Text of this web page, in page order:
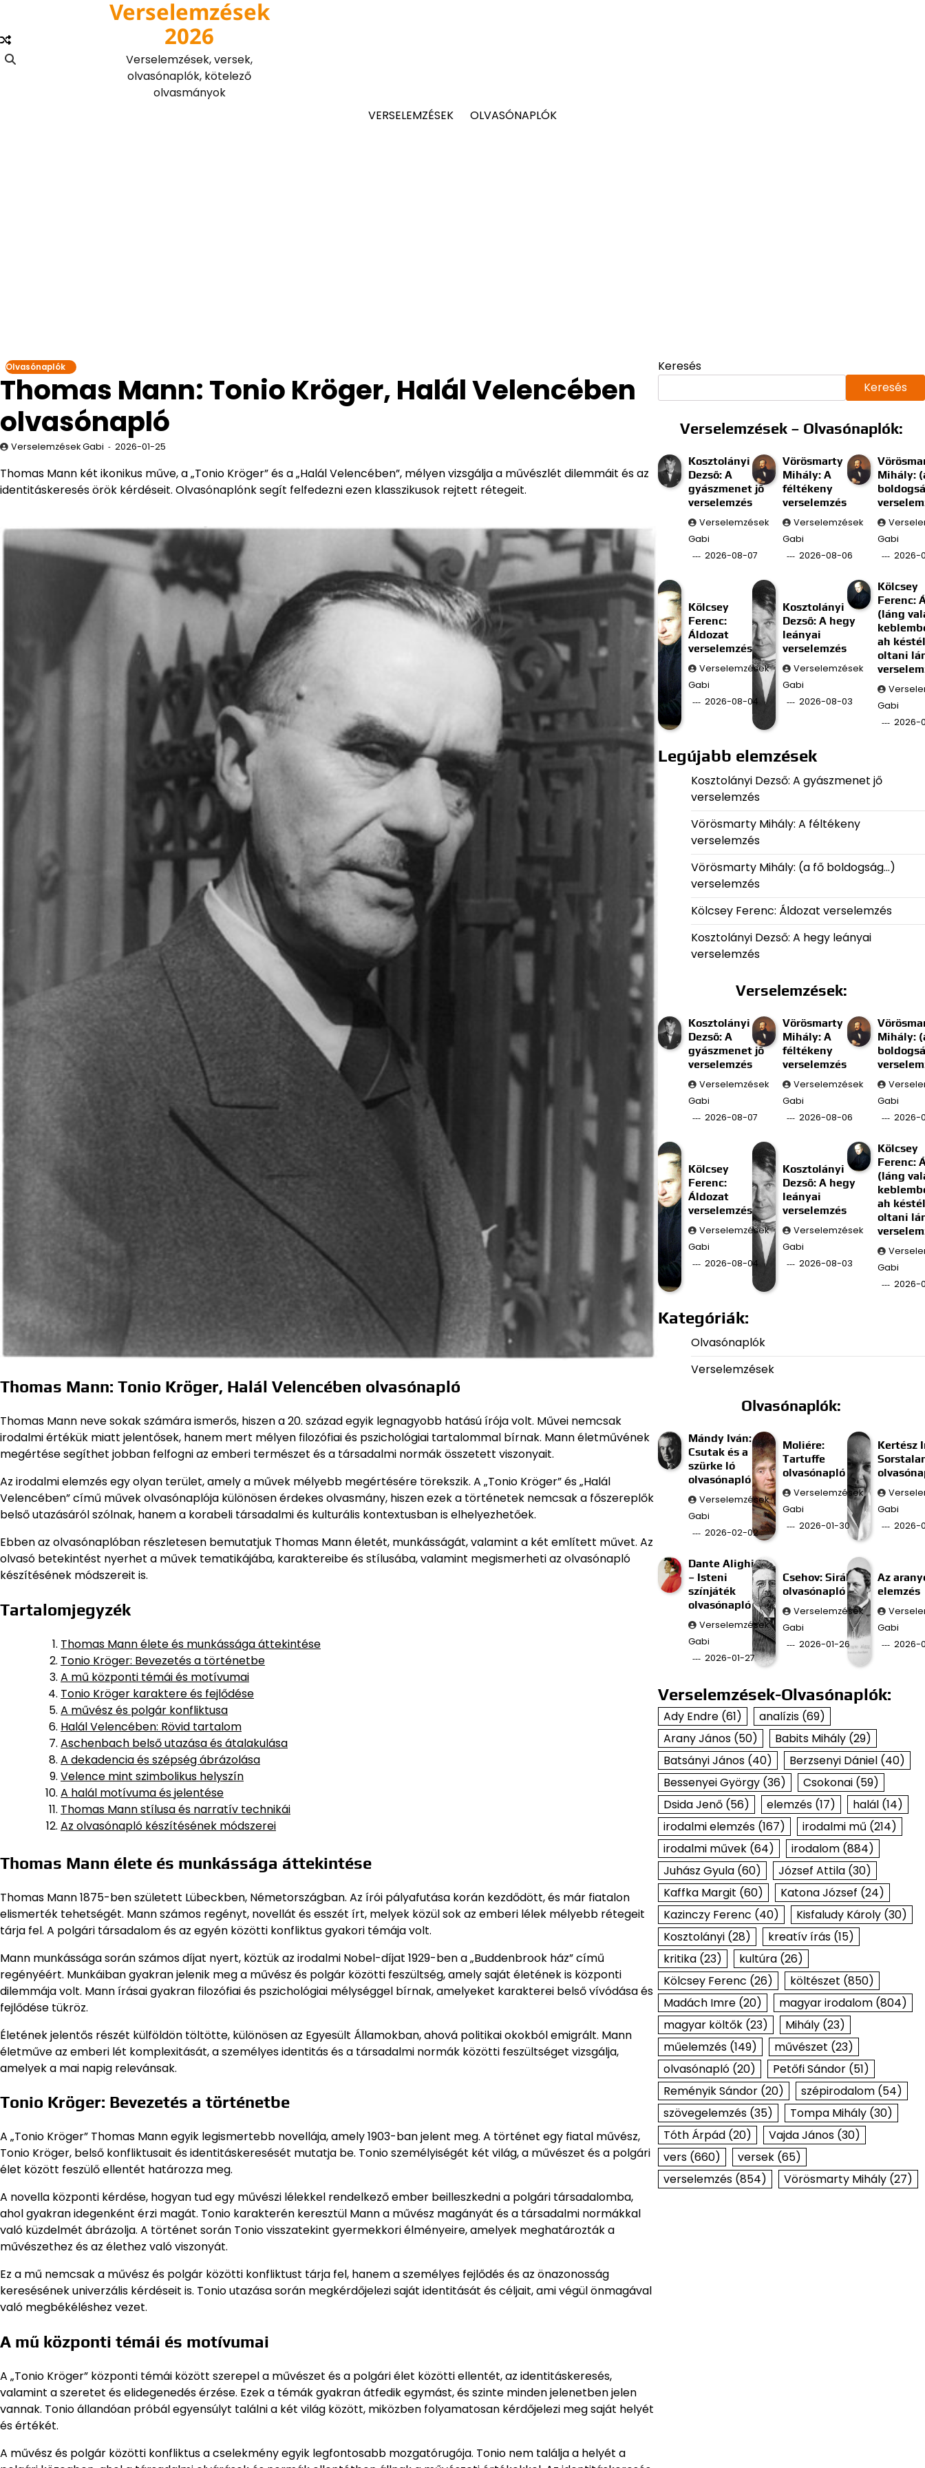
content
Verselemzések
2026
Verselemzések, versek,
olvasónaplók, kötelező
olvasmányok
VERSELEMZÉSEK
OLVASÓNAPLÓK
Olvasónaplók
Thomas Mann: Tonio Kröger, Halál Velencében
olvasónapló
Verselemzések Gabi 2026-01-25
Thomas Mann két ikonikus műve, a „Tonio Kröger” és a „Halál Velencében”, mélyen vizsgálja a művészlét dilemmáit és az
identitáskeresés örök kérdéseit. Olvasónaplónk segít felfedezni ezen klasszikusok rejtett rétegeit.
Thomas Mann: Tonio Kröger, Halál Velencében olvasónapló
Thomas Mann neve sokak számára ismerős, hiszen a 20. század egyik legnagyobb hatású írója volt. Művei nemcsak
irodalmi értékük miatt jelentősek, hanem mert mélyen filozófiai és pszichológiai tartalommal bírnak. Mann életművének
megértése segíthet jobban felfogni az emberi természet és a társadalmi normák összetett viszonyait.
Az irodalmi elemzés egy olyan terület, amely a művek mélyebb megértésére törekszik. A „Tonio Kröger” és „Halál
Velencében” című művek olvasónaplója különösen érdekes olvasmány, hiszen ezek a történetek nemcsak a főszereplők
belső utazásáról szólnak, hanem a korabeli társadalmi és kulturális kontextusban is elhelyezhetőek.
Ebben az olvasónaplóban részletesen bemutatjuk Thomas Mann életét, munkásságát, valamint a két említett művet. Az
olvasó betekintést nyerhet a művek tematikájába, karaktereibe és stílusába, valamint megismerheti az olvasónapló
készítésének módszereit is.
Tartalomjegyzék
Thomas Mann élete és munkássága áttekintése
Tonio Kröger: Bevezetés a történetbe
A mű központi témái és motívumai
Tonio Kröger karaktere és fejlődése
A művész és polgár konfliktusa
Halál Velencében: Rövid tartalom
Aschenbach belső utazása és átalakulása
A dekadencia és szépség ábrázolása
Velence mint szimbolikus helyszín
A halál motívuma és jelentése
Thomas Mann stílusa és narratív technikái
Az olvasónapló készítésének módszerei
Thomas Mann élete és munkássága áttekintése
Thomas Mann 1875-ben született Lübeckben, Németországban. Az írói pályafutása korán kezdődött, és már fiatalon
elismerték tehetségét. Mann számos regényt, novellát és esszét írt, melyek közül sok az emberi lélek mélyebb rétegeit
tárja fel. A polgári társadalom és az egyén közötti konfliktus gyakori témája volt.
Mann munkássága során számos díjat nyert, köztük az irodalmi Nobel-díjat 1929-ben a „Buddenbrook ház” című
regényéért. Munkáiban gyakran jelenik meg a művész és polgár közötti feszültség, amely saját életének is központi
dilemmája volt. Mann írásai gyakran filozófiai és pszichológiai mélységgel bírnak, amelyeket karakterei belső vívódása és
fejlődése tükröz.
Életének jelentős részét külföldön töltötte, különösen az Egyesült Államokban, ahová politikai okokból emigrált. Mann
életműve az emberi lét komplexitását, a személyes identitás és a társadalmi normák közötti feszültséget vizsgálja,
amelyek a mai napig relevánsak.
Tonio Kröger: Bevezetés a történetbe
A „Tonio Kröger” Thomas Mann egyik legismertebb novellája, amely 1903-ban jelent meg. A történet egy fiatal művész,
Tonio Kröger, belső konfliktusait és identitáskeresését mutatja be. Tonio személyiségét két világ, a művészet és a polgári
élet között feszülő ellentét határozza meg.
A novella központi kérdése, hogyan tud egy művészi lélekkel rendelkező ember beilleszkedni a polgári társadalomba,
ahol gyakran idegenként érzi magát. Tonio karakterén keresztül Mann a művész magányát és a társadalmi normákkal
való küzdelmét ábrázolja. A történet során Tonio visszatekint gyermekkori élményeire, amelyek meghatározták a
művészethez és az élethez való viszonyát.
Ez a mű nemcsak a művész és polgár közötti konfliktust tárja fel, hanem a személyes fejlődés és az önazonosság
keresésének univerzális kérdéseit is. Tonio utazása során megkérdőjelezi saját identitását és céljait, ami végül önmagával
való megbékéléshez vezet.
A mű központi témái és motívumai
A „Tonio Kröger” központi témái között szerepel a művészet és a polgári élet közötti ellentét, az identitáskeresés,
valamint a szeretet és elidegenedés érzése. Ezek a témák gyakran átfedik egymást, és szinte minden jelenetben jelen
vannak. Tonio állandóan próbál egyensúlyt találni a két világ között, miközben folyamatosan kérdőjelezi meg saját helyét
és értékét.
A művész és polgár közötti konfliktus a cselekmény egyik legfontosabb mozgatórugója. Tonio nem találja a helyét a
Keresés
Keresés
Verselemzések – Olvasónaplók:
Kosztolányi
Dezső: A
gyászmenet jő
verselemzés
Verselemzések
Gabi
2026-08-07
Vörösmarty
Mihály: A
féltékeny
verselemzés
Verselemzések
Gabi
2026-08-06
Mihály:
Gabi
2026-
Kölcsey
Ferenc:
Áldozat
verselemzés
Verselemzések
Gabi
2026-08-04
Kosztolányi
Dezső: A hegy
leányai
verselemzés
Verselemzések
Gabi
2026-08-03
Kölcsey
Ferenc:
(láng
ah késtél
oltani
Gabi
2026-
Legújabb elemzések
Kosztolányi Dezső: A gyászmenet jő
verselemzés
Vörösmarty Mihály: A féltékeny
verselemzés
Vörösmarty Mihály: (a fő boldogság…)
verselemzés
Kölcsey Ferenc: Áldozat verselemzés
Kosztolányi Dezső: A hegy leányai
verselemzés
Verselemzések:
Kosztolányi
Dezső: A
gyászmenet jő
verselemzés
Verselemzések
Gabi
2026-08-07
Vörösmarty
Mihály: A
féltékeny
verselemzés
Verselemzések
Gabi
2026-08-06
Mihály:
Gabi
2026-
Kölcsey
Ferenc:
Áldozat
verselemzés
Verselemzések
Gabi
2026-08-04
Kosztolányi
Dezső: A hegy
leányai
verselemzés
Verselemzések
Gabi
2026-08-03
Kölcsey
Ferenc:
(láng
ah késtél
oltani
Gabi
2026-
Kategóriák:
Olvasónaplók
Verselemzések
Olvasónaplók:
Mándy Iván:
Csutak és a
szürke ló
olvasónapló
Verselemzések
Gabi
2026-02-02
Moliére:
Tartuffe
olvasónapló
Verselemzések
Gabi
2026-01-30
Kertész
Gabi
2026-
Dante Alighieri
– Isteni
színjáték
olvasónapló
Verselemzések
Gabi
2026-01-27
Csehov: Sirály
olvasónapló
Verselemzések
Gabi
2026-01-26
Az
elemzés
Gabi
2026-
Verselemzések-Olvasónaplók:
Ady Endre(61) analízis(69)
Arany János(50) Babits Mihály(29)
Batsányi János(40) Berzsenyi Dániel(40)
Bessenyei György(36) Csokonai(59)
Dsida Jenő(56) elemzés(17) halál(14)
irodalmi elemzés(167) irodalmi mű (214)
irodalmi művek(64) irodalom(884)
Juhász Gyula(60) József Attila(30)
Kaffka Margit (60) Katona József (24)
Kazinczy Ferenc (40) Kisfaludy Károly(30)
Kosztolányi(28) kreatív írás(15)
kritika(23) kultúra(26)
Kölcsey Ferenc (26) költészet (850)
Madách Imre(20) magyar irodalom(804)
magyar költők(23) Mihály(23)
műelemzés(149) művészet (23)
olvasónapló(20) Petőfi Sándor(51)
Reményik Sándor(20) szépirodalom(54)
szövegelemzés(35) Tompa Mihály(30)
Tóth Árpád(20) Vajda János(30)
vers(660) versek(65)
verselemzés(854) Vörösmarty Mihály(27)